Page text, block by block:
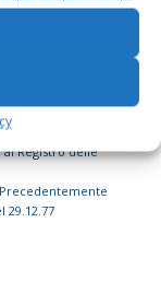
Via Eritrea 21 -
al Registro delle
29.12.77